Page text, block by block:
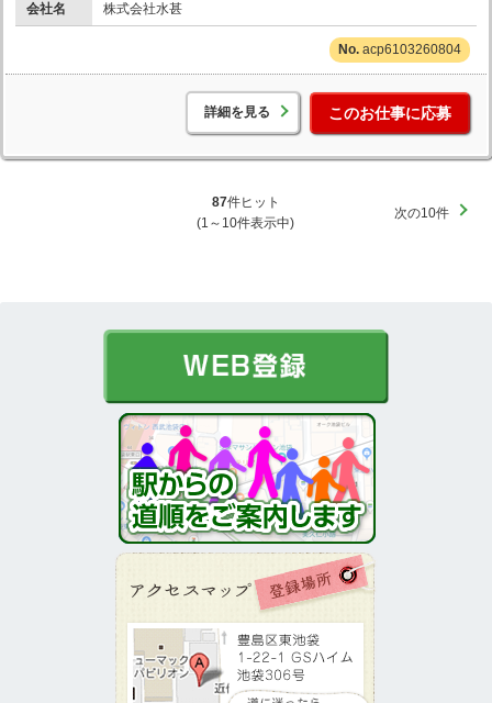
会社名 株式会社水甚
acp6103260804
詳細を見る このお仕事に応募
87件ヒット
(1～10件表示中)
次の10件